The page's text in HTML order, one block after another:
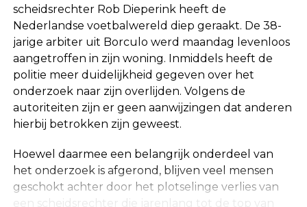
scheidsrechter Rob Dieperink heeft de
Nederlandse voetbalwereld diep geraakt. De 38-
jarige arbiter uit Borculo werd maandag levenloos
aangetroffen in zijn woning. Inmiddels heeft de
politie meer duidelijkheid gegeven over het
onderzoek naar zijn overlijden. Volgens de
autoriteiten zijn er geen aanwijzingen dat anderen
hierbij betrokken zijn geweest.
Hoewel daarmee een belangrijk onderdeel van
het onderzoek is afgerond, blijven veel mensen
geschokt achter door het plotselinge verlies van
een scheidsrechter die jarenlang tot de top van